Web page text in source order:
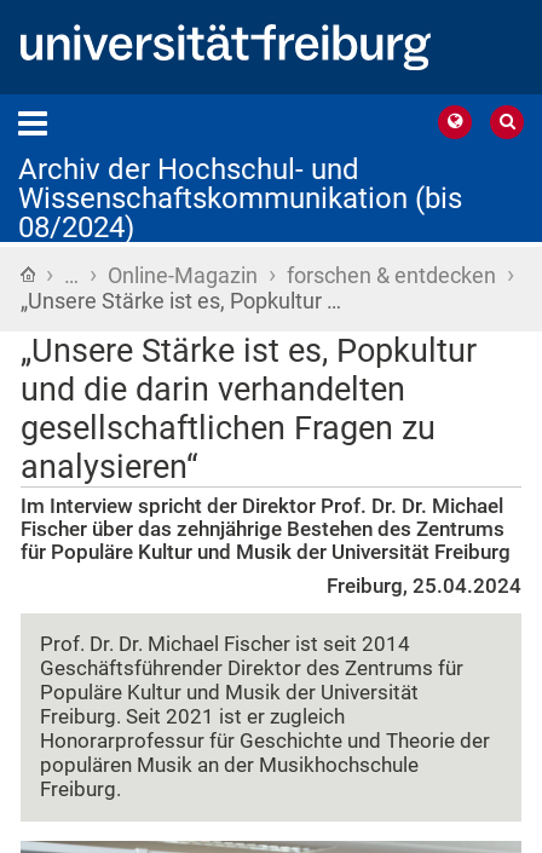
Archiv der Hochschul- und
Wissenschaftskommunikation (bis
08/2024)
Startseite
› … › Online-Magazin › forschen & entdecken ›
„Unsere Stärke ist es, Popkultur …
„Unsere Stärke ist es, Popkultur
und die darin verhandelten
gesellschaftlichen Fragen zu
analysieren“
Im Interview spricht der Direktor Prof. Dr. Dr. Michael
Fischer über das zehnjährige Bestehen des Zentrums
für Populäre Kultur und Musik der Universität Freiburg
Freiburg, 25.04.2024
Prof. Dr. Dr. Michael Fischer ist seit 2014
Geschäftsführender Direktor des Zentrums für
Populäre Kultur und Musik der Universität
Freiburg. Seit 2021 ist er zugleich
Honorarprofessur für Geschichte und Theorie der
populären Musik an der Musikhochschule
Freiburg.